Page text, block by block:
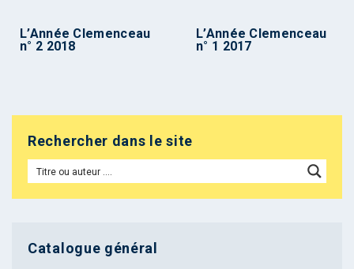
L’Année Clemenceau
n° 2 2018
L’Année Clemenceau
n° 1 2017
Rechercher dans le site
Catalogue général